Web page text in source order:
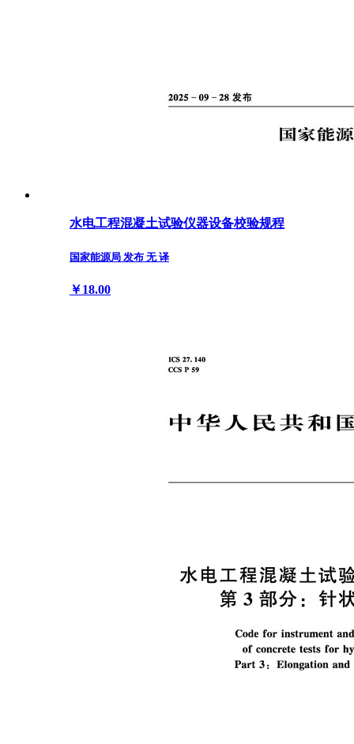
水电工程混凝土试验仪器设备校验规程
国家能源局 发布 无 译
￥18.00